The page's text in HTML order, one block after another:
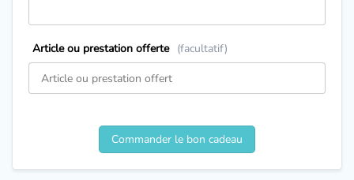
Article ou prestation offerte (facultatif)